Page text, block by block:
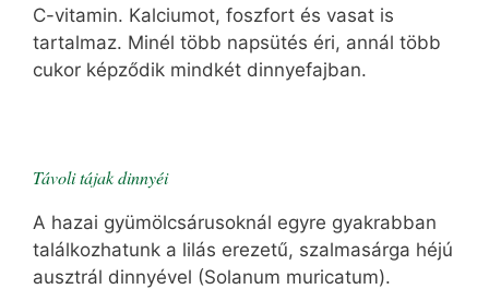
C-vitamin. Kalciumot, foszfort és vasat is
tartalmaz. Minél több napsütés éri, annál több
cukor képződik mindkét dinnyefajban.
Távoli tájak dinnyéi
A hazai gyümölcsárusoknál egyre gyakrabban
találkozhatunk a lilás erezetű, szalmasárga héjú
ausztrál dinnyével (Solanum muricatum).